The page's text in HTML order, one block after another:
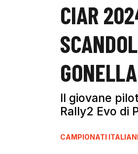
CIAR
GONELLA
Il giovane
Rally2 Evo di
CAMPIONATI